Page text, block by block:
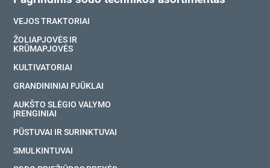
VEJOS TRAKTORIAI
ŽOLIAPJOVĖS IR
KRŪMAPJOVĖS
KULTIVATORIAI
GRANDININIAI PJŪKLAI
AUKŠTO SLĖGIO VALYMO
ĮRENGINIAI
PŪSTUVAI IR SURINKTUVAI
SMULKINTUVAI